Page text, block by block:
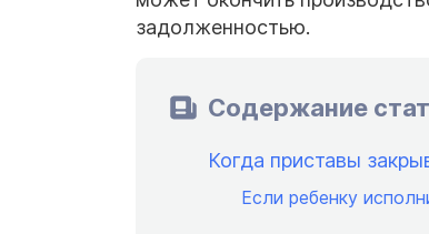
задолженностью.
Содержание
Когда приставы
Если ребенку